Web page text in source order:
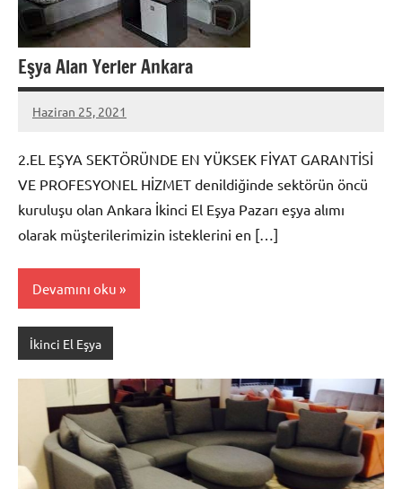
Eşya Alan Yerler Ankara
Haziran 25, 2021
admin
2.EL EŞYA SEKTÖRÜNDE EN YÜKSEK FİYAT GARANTİSİ
VE PROFESYONEL HİZMET denildiğinde sektörün öncü
kuruluşu olan Ankara İkinci El Eşya Pazarı eşya alımı
olarak müşterilerimizin isteklerini en […]
Devamını oku
İkinci El Eşya